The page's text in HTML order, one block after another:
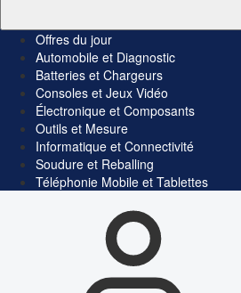
Offres du jour
Automobile et Diagnostic
Batteries et Chargeurs
Consoles et Jeux Vidéo
Électronique et Composants
Outils et Mesure
Informatique et Connectivité
Soudure et Reballing
Téléphonie Mobile et Tablettes